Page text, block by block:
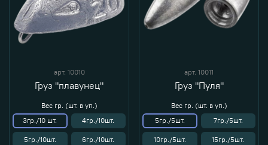
арт. 10010
Груз "плавунец"
Вес гр. (шт. в уп.)
3гр./10 шт.
4гр./10шт.
5гр./10шт. 6гр./10шт.
арт. 10011
Груз "Пуля"
Вес гр. (шт. в уп.)
5гр./5шт.
7гр./5шт.
10гр./5шт. 15гр./5шт.